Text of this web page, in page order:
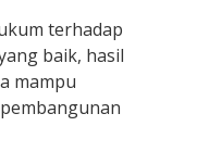
terhadap
baik, hasil
mampu